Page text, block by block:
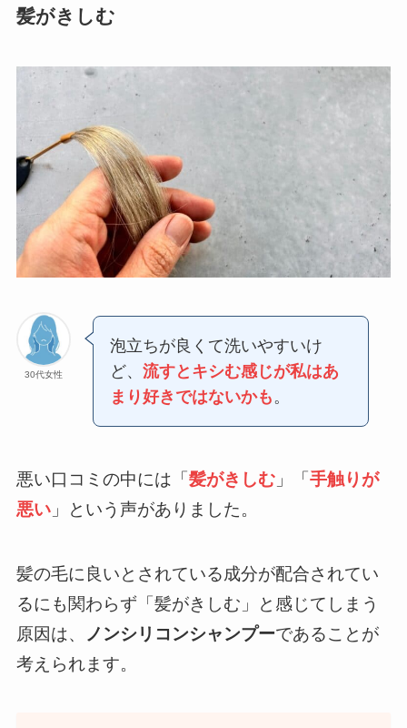
髪がきしむ
30代女性
泡立ちが良くて洗いやすいけ
ど、 流すとキシむ感じが私はあ
まり好きではないかも 。
悪い口コミの中には「 髪がきしむ」「 手触りが
悪い」という声がありました。
髪の毛に良いとされている成分が配合されてい
るにも関わらず「髪がきしむ」と感じてしまう
原因は、
ノンシリコンシャンプーであることが
考えられます。